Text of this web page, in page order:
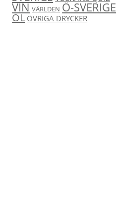
VIN VÄRLDEN Ö-SVERIGE
ÖL ÖVRIGA DRYCKER